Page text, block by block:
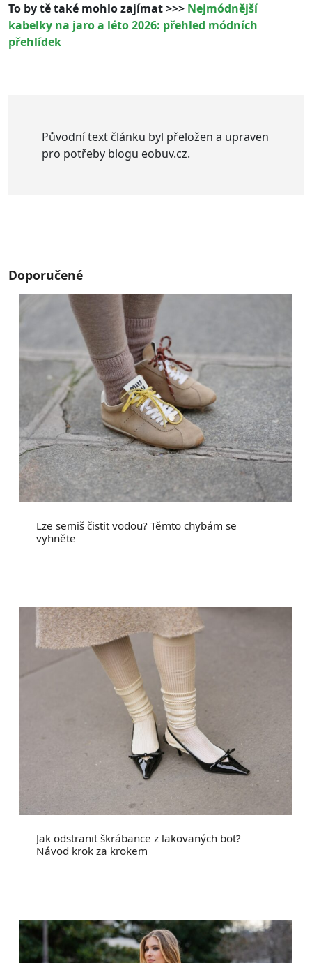
To by tě také mohlo zajímat >>> Nejmódnější
kabelky na jaro a léto 2026: přehled módních
přehlídek
Původní text článku byl přeložen a upraven
pro potřeby blogu eobuv.cz.
Doporučené
Lze semiš čistit vodou? Těmto chybám se
vyhněte
Jak odstranit škrábance z lakovaných bot?
Návod krok za krokem